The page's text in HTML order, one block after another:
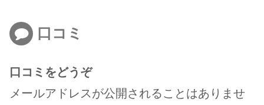
口コミ
口コミをどうぞ
メールアドレスが公開されることはありませ